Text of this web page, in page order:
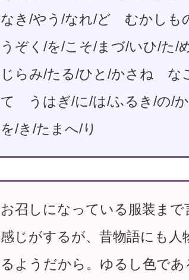
なき/やう/なれ/ど むかしも
うぞく/を/こそ/まづ/いひ/た
じらみ/たる/ひと/かさね な
て うはぎ/に/は/ふるき/の/
を/き/たまへ/り
お召しになっている服装ま
感じがするが、昔物語にも
るようだから。ゆるし色で